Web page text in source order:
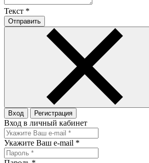
Текст *
Отправить
Вход Регистрация
Вход в личный кабинет
Укажите Ваш e-mail *